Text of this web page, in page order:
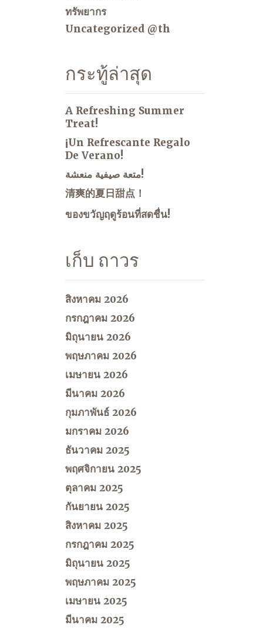
ทรัพยากร
Uncategorized @th
กระทู้ล่าสุด
A Refreshing Summer
Treat!
¡Un Refrescante Regalo
De Verano!
متعة صيفية منعشة!
清爽的夏日甜点！
ของขวัญฤดูร้อนที่สดชื่น!
เก็บ ถาวร
สิงหาคม 2026
กรกฎาคม 2026
มิถุนายน 2026
พฤษภาคม 2026
เมษายน 2026
มีนาคม 2026
กุมภาพันธ์ 2026
มกราคม 2026
ธันวาคม 2025
พฤศจิกายน 2025
ตุลาคม 2025
กันยายน 2025
สิงหาคม 2025
กรกฎาคม 2025
มิถุนายน 2025
พฤษภาคม 2025
เมษายน 2025
มีนาคม 2025